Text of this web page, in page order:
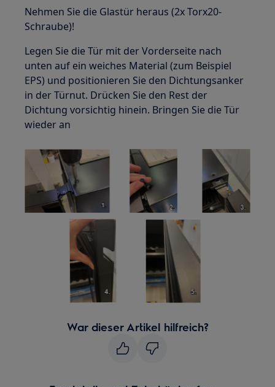
Nehmen Sie die Glastür heraus (2x Torx20-
Schraube)!
Legen Sie die Tür mit der Vorderseite nach
unten auf ein weiches Material (zum Beispiel
EPS) und positionieren Sie den Dichtungsanker
in der Türnut. Drücken Sie den Rest der
Dichtung vorsichtig hinein. Bringen Sie die Tür
wieder an
War dieser Artikel hilfreich?